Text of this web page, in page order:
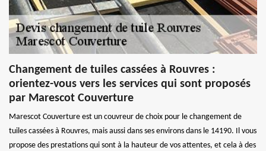
Changement de tuiles cassées à Rouvres :
orientez-vous vers les services qui sont proposés
par Marescot Couverture
Marescot Couverture est un couvreur de choix pour le changement de
tuiles cassées à Rouvres, mais aussi dans ses environs dans le 14190. Il vous
propose des prestations qui sont à la hauteur de vos attentes, et cela à des